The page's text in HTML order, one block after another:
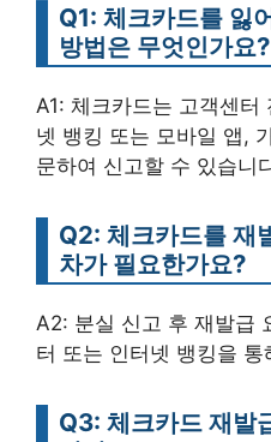
Q1: 체크카드를 잃
방법은 무엇인가요?
A1: 체크카드는 고객센
넷 뱅킹 또는 모바일 앱,
문하여 신고할 수 있습니
Q2: 체크카드를 재
차가 필요한가요?
A2: 분실 신고 후 재발급
터 또는 인터넷 뱅킹을
Q3: 체크카드 재발